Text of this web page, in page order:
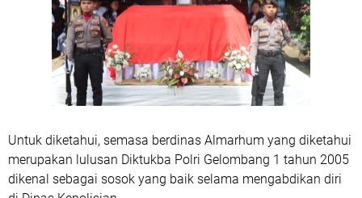
Untuk diketahui, semasa berdinas Almarhum yang diketahui
merupakan lulusan Diktukba Polri Gelombang 1 tahun 2005
dikenal sebagai sosok yang baik selama mengabdikan diri